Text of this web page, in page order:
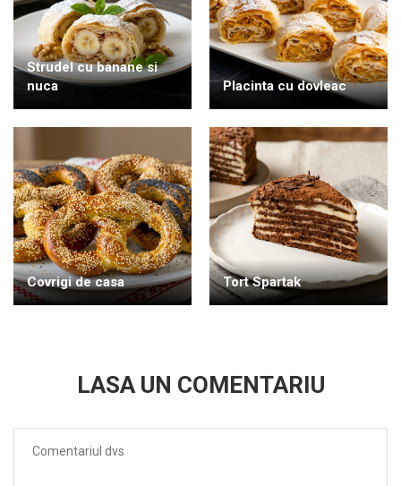
Strudel cu banane si
nuca
Placinta cu dovleac
Covrigi de casa Tort Spartak
LASA UN COMENTARIU